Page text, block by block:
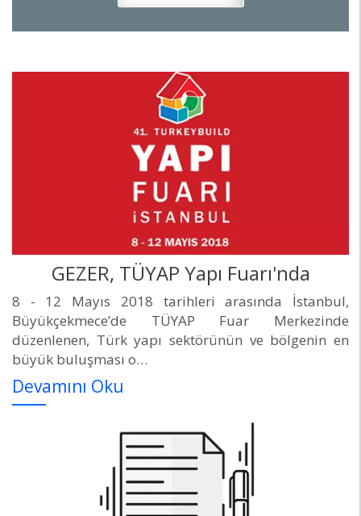
GEZER, TÜYAP Yapı Fuarı'nda
8 - 12 Mayıs 2018 tarihleri arasında İstanbul,
Büyükçekmece’de TÜYAP Fuar Merkezinde
düzenlenen, Türk yapı sektörünün ve bölgenin en
büyük buluşması o…
Devamını Oku